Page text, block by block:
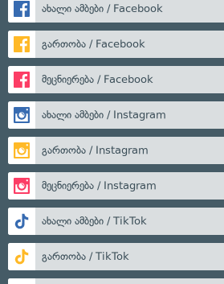
ახალი ამბები / Facebook
გართობა / Facebook
მეცნიერება / Facebook
ახალი ამბები / Instagram
გართობა / Instagram
მეცნიერება / Instagram
ახალი ამბები / TikTok
გართობა / TikTok